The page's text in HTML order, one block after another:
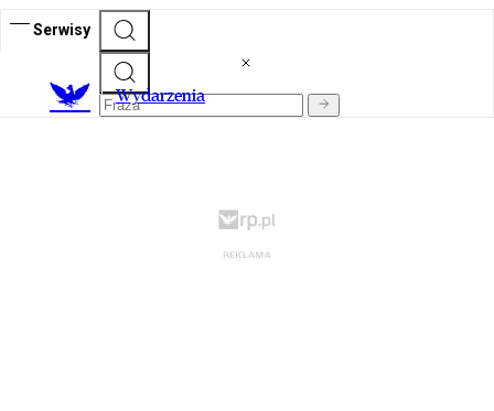
Serwisy
Wydarzenia